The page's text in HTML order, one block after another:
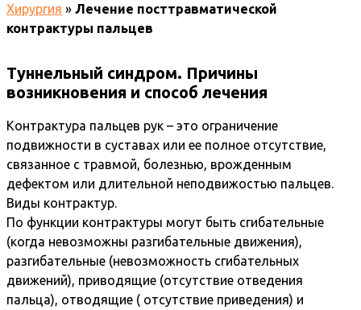
Хирургия » Лечение посттравматической
контрактуры пальцев
Туннельный синдром. Причины
возникновения и способ лечения
Контрактура пальцев рук – это ограничение
подвижности в суставах или ее полное отсутствие,
связанное с травмой, болезнью, врожденным
дефектом или длительной неподвижостью пальцев.
Виды контрактур.
По функции контрактуры могут быть сгибательные
(когда невозможны разгибательные движения),
разгибательные (невозможность сгибательных
движений), приводящие (отсутствие отведения
пальца), отводящие ( отсутствие приведения) и